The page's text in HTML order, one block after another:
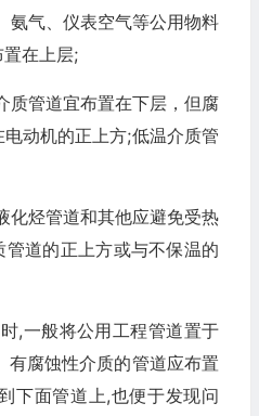
氨气、仪表空气等公用物料
在上层;
质管道宜布置在下层，但腐
动机的正上方;低温介质管
化烃管道和其他应避免受热
道的正上方或与不保温的
,一般将公用工程管道置于
有腐蚀性介质的管道应布置
下面管道上,也便于发现问